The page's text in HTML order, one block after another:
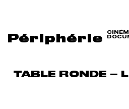
Périphérie
TABLE RONDE –